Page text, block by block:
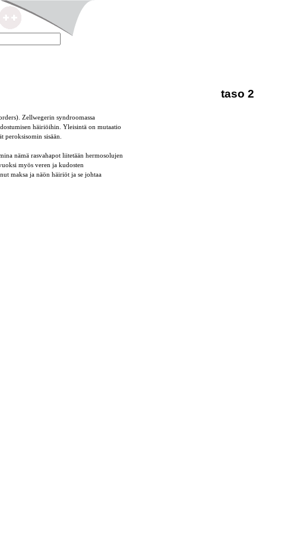
taso 2
). Zellwegerin syndroomassa
häiriöihin. Yleisintä on mutaatio
sisään.
nämä rasvahapot liitetään hermosolujen
myös veren ja kudosten
maksa ja näön häiriöt ja se johtaa